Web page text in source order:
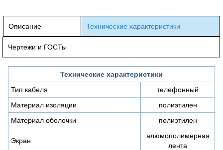
Описание Технические характеристики
Чертежи и ГОСТы
Технические характеристики
Тип кабеля
телефонный
Материал изоляции
полиэтилен
Материал оболочки
полиэтилен
Экран
алюмополимерная
лента